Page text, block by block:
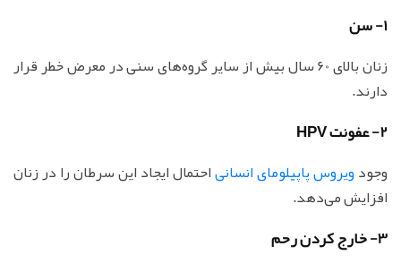
1- سن
زنان بالای 60 سال بیش از سایر گروه‌های سنی در معرض خطر قرار
دارند.
2- عفونت HPV
وجودویروس پاپیلومای انسانیاحتمال ایجاد این سرطان را در زنان
افزایش می‌دهد.
3- خارج کردن رحم